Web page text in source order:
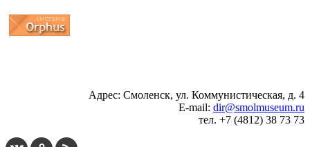
Адрес: Смоленск, ул. Коммунистическая, д. 4
E-mail: dir@smolmuseum.ru
тел. +7 (4812) 38 73 73